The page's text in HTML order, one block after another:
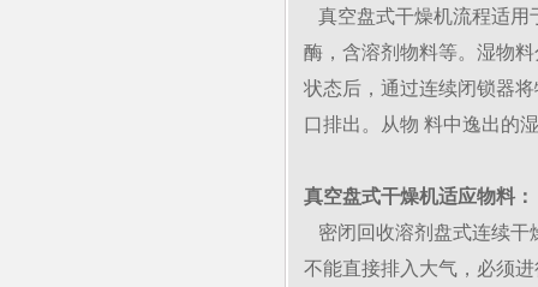
真空盘式干燥机流程适用
酶，含溶剂物料等。湿物
状态后，通过连续闭锁器
口排出。从物 料中逸出的
真空盘式干燥机适应物料：
密闭回收溶剂盘式连续干
不能直接排入大气，必须